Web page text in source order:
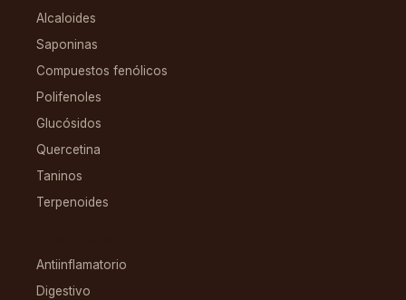
Alcaloides
Saponinas
Compuestos fenólicos
Polifenoles
Glucósidos
Quercetina
Taninos
Terpenoides
Antiinflamatorio
Digestivo